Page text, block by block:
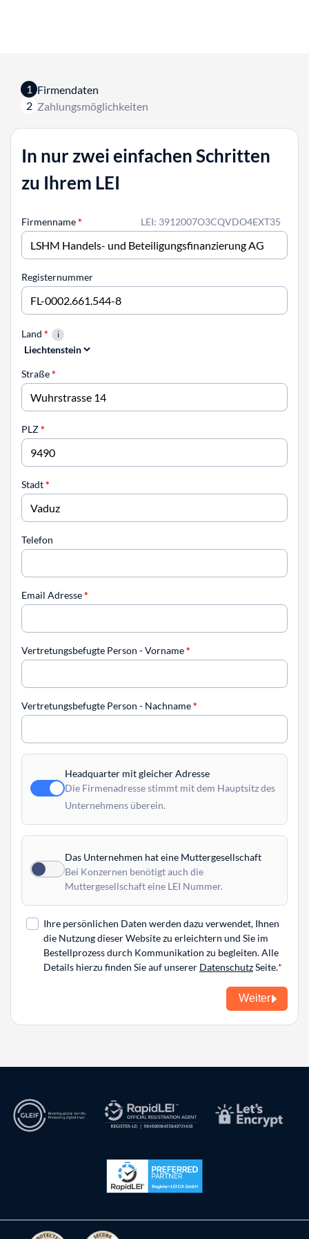
1 Firmendaten
2 Zahlungsmöglichkeiten
In nur zwei einfachen Schritten
zu Ihrem LEI
LEI: 3912007O3CQVDO4EXT35
Firmenname*
Registernummer
Land *
Straße*
PLZ*
Stadt*
Telefon
Email Adresse*
Vertretungsbefugte Person - Vorname*
Vertretungsbefugte Person - Nachname*
Headquarter mit gleicher Adresse
Die Firmenadresse stimmt mit dem Hauptsitz des
Unternehmens überein.
Das Unternehmen hat eine Muttergesellschaft
Bei Konzernen benötigt auch die
Muttergesellschaft eine LEI Nummer.
Ihre persönlichen Daten werden dazu verwendet, Ihnen
die Nutzung dieser Website zu erleichtern und Sie im
Bestellprozess durch Kommunikation zu begleiten. Alle
Details hierzu finden Sie auf unserer DatenschutzSeite.
Weiter